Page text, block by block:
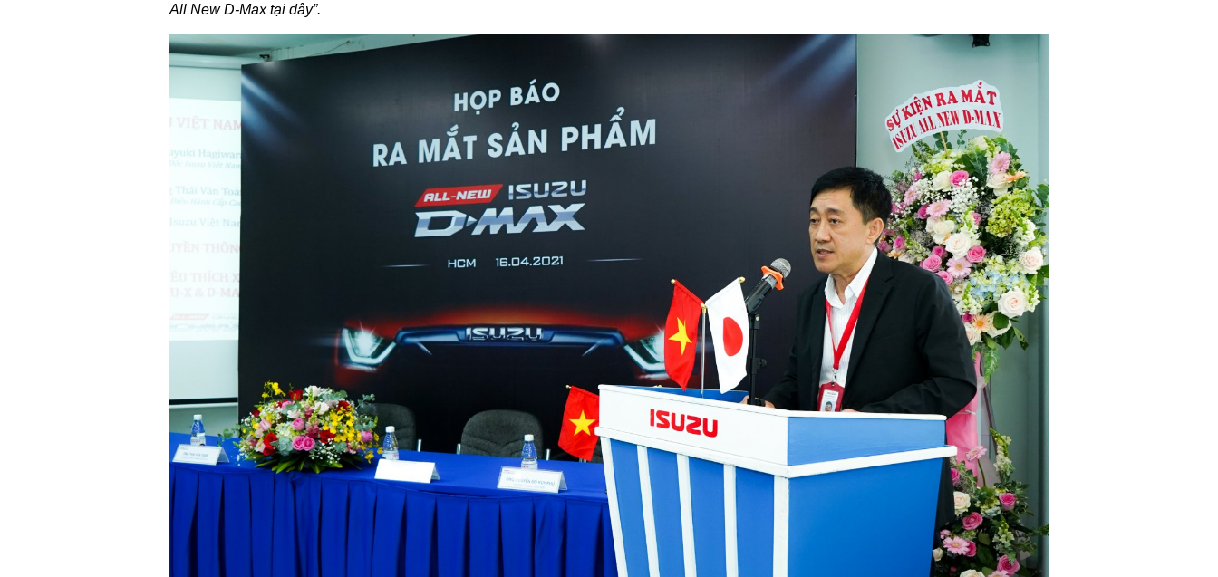
All New D-Max tại đây”.